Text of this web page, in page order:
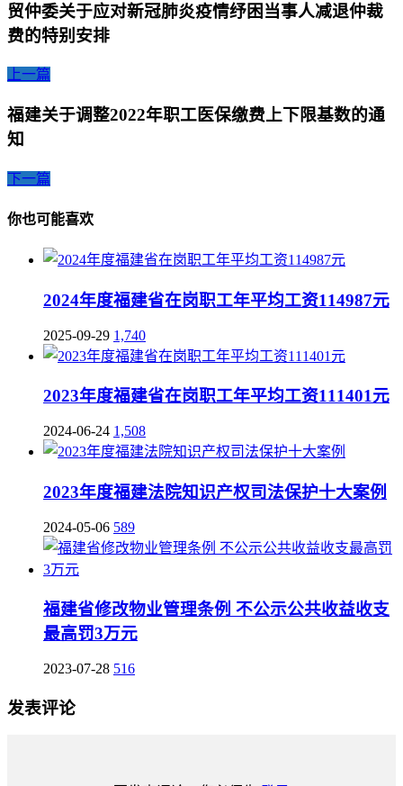
贸仲委关于应对新冠肺炎疫情纾困当事人减退仲裁
费的特别安排
上一篇
福建关于调整2022年职工医保缴费上下限基数的通
知
下一篇
你也可能喜欢
2024年度福建省在岗职工年平均工资114987元
2025-09-29 1,740
2023年度福建省在岗职工年平均工资111401元
2024-06-24 1,508
2023年度福建法院知识产权司法保护十大案例
2024-05-06 589
福建省修改物业管理条例 不公示公共收益收支
最高罚3万元
2023-07-28 516
发表评论